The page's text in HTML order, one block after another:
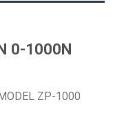
0-1000N
ZP-1000